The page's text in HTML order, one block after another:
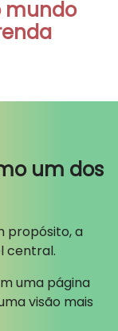
mundo
um dos
propósito, a
central.
uma página
visão mais